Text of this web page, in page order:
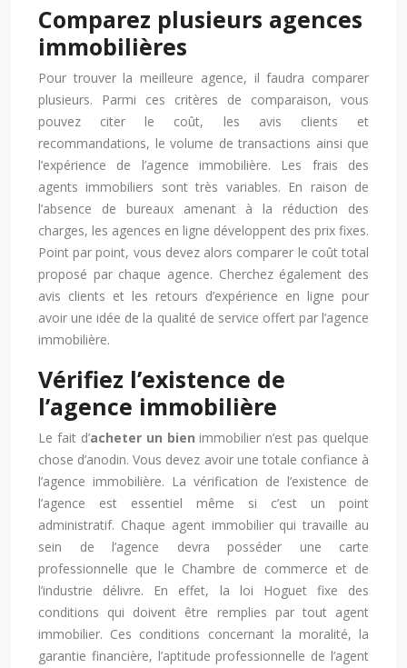
Comparez plusieurs agences
immobilières
Pour trouver la meilleure agence, il faudra comparer
plusieurs. Parmi ces critères de comparaison, vous
pouvez citer le coût, les avis clients et
recommandations, le volume de transactions ainsi que
l’expérience de l’agence immobilière. Les frais des
agents immobiliers sont très variables. En raison de
l’absence de bureaux amenant à la réduction des
charges, les agences en ligne développent des prix fixes.
Point par point, vous devez alors comparer le coût total
proposé par chaque agence. Cherchez également des
avis clients et les retours d’expérience en ligne pour
avoir une idée de la qualité de service offert par l’agence
immobilière.
Vérifiez l’existence de
l’agence immobilière
Le fait d’acheter un bien immobilier n’est pas quelque
chose d’anodin. Vous devez avoir une totale confiance à
l’agence immobilière. La vérification de l’existence de
l’agence est essentiel même si c’est un point
administratif. Chaque agent immobilier qui travaille au
sein de l’agence devra posséder une carte
professionnelle que le Chambre de commerce et de
l’industrie délivre. En effet, la loi Hoguet fixe des
conditions qui doivent être remplies par tout agent
immobilier. Ces conditions concernant la moralité, la
garantie financière, l’aptitude professionnelle de l’agent